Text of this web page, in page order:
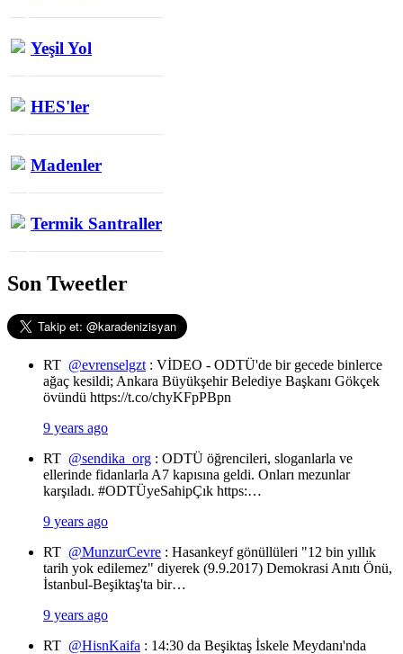
Yeşil Yol
HES'ler
Madenler
Termik Santraller
Son Tweetler
RT @evrenselgzt : VİDEO - ODTÜ'de bir gecede binlerce
ağaç kesildi; Ankara Büyükşehir Belediye Başkanı Gökçek
övündü https://t.co/chyKFpPBpn
9 years ago
RT @sendika_org : ODTÜ öğrencileri, sloganlarla ve
ellerinde fidanlarla A7 kapısına geldi. Onları mezunlar
karşıladı. #ODTÜyeSahipÇık https:…
9 years ago
RT @MunzurCevre : Hasankeyf gönüllüleri "12 bin yıllık
tarih yok edilemez" diyerek (9.9.2017) Demokrasi Anıtı Önü,
İstanbul-Beşiktaş'ta bir…
9 years ago
RT @HisnKaifa : 14:30 da Beşiktaş İskele Meydanı'nda